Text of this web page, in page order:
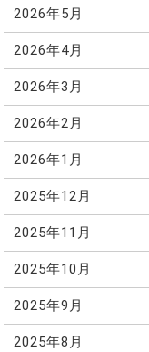
2026年5月
2026年4月
2026年3月
2026年2月
2026年1月
2025年12月
2025年11月
2025年10月
2025年9月
2025年8月